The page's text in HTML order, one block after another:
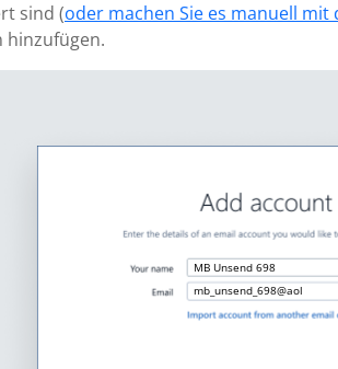
sind (oder machen Sie es manuell mit
hinzufügen.
MB Unsend 698
mb_unsend_698@aol